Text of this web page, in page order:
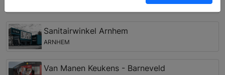
Sanitairwinkel Arnhem
ARNHEM
Van Manen Keukens - Barneveld